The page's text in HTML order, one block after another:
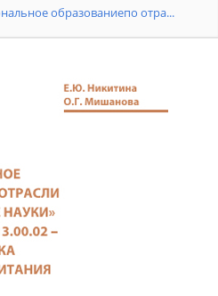
образованиепо отра...